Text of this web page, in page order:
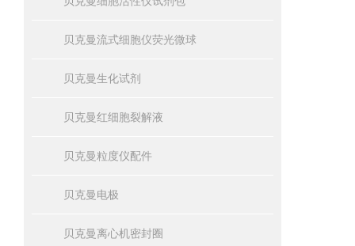
贝克曼流式细胞仪荧光微球
贝克曼生化试剂
贝克曼红细胞裂解液
贝克曼粒度仪配件
贝克曼电极
贝克曼离心机密封圈